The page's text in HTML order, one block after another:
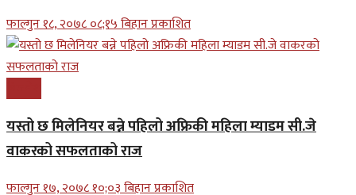
फाल्गुन १८, २०७८ ०८;१५ बिहान प्रकाशित
यस्तो छ मिलेनियर बन्ने पहिलो अफ्रिकी महिला म्याडम सी.जे
वाकरको सफलताको राज
फाल्गुन १७, २०७८ १०;०३ बिहान प्रकाशित